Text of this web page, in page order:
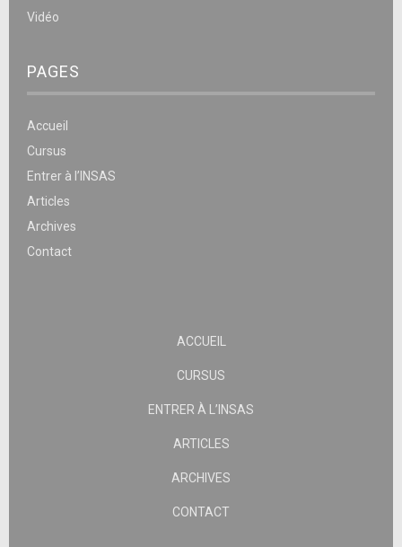
Vidéo
PAGES
Accueil
Cursus
Entrer à l’INSAS
Articles
Archives
Contact
ACCUEIL
CURSUS
ENTRER À L’INSAS
ARTICLES
ARCHIVES
CONTACT